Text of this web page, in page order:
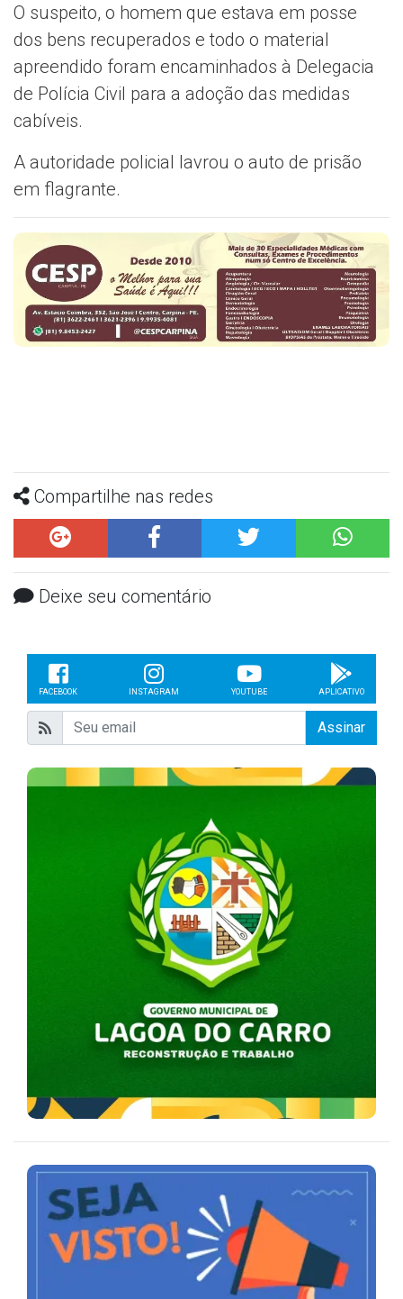
O suspeito, o homem que estava em posse
dos bens recuperados e todo o material
apreendido foram encaminhados à Delegacia
de Polícia Civil para a adoção das medidas
cabíveis.
A autoridade policial lavrou o auto de prisão
em flagrante.
Compartilhe nas redes
Deixe seu comentário
FACEBOOK INSTAGRAM YOUTUBE APLICATIVO
Assinar